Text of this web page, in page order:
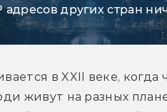
адресов других стран
в XXII веке, когда
живут на разных